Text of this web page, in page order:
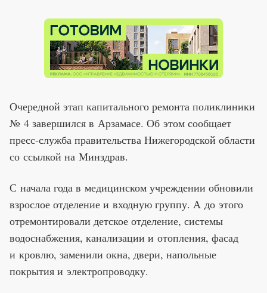
Очередной этап капитального ремонта поликлиники
№ 4 завершился в Арзамасе. Об этом сообщает
пресс-служба правительства Нижегородской области
со ссылкой на Минздрав.
С начала года в медицинском учреждении обновили
взрослое отделение и входную группу. А до этого
отремонтировали детское отделение, системы
водоснабжения, канализации и отопления, фасад
и кровлю, заменили окна, двери, напольные
покрытия и электропроводку.